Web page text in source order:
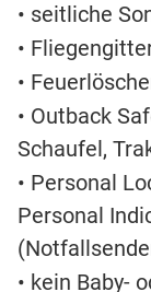
• seitliche
•
•
• Outback
Schaufel,
• Personal
Personal
• kein Baby-